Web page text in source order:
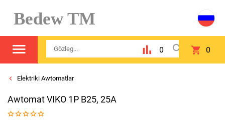
Bedew TM
0 0
Elektriki Awtomatlar
Awtomat VIKO 1P B25, 25A